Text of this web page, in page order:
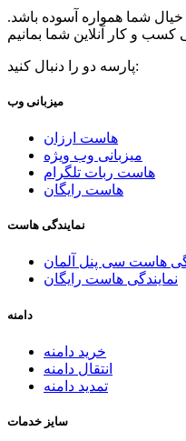
می گیریم تا خیال شما همواره آسوده باشد.
پارسه دو را دنبال کنید:
میزبانی وب
هاست ارزان
میزبانی وب ویژه
هاست ربات تلگرام
هاست رایگان
نمایندگی هاست
هاست سی پنل آلمان
نمایندگی هاست رایگان
دامنه
خرید دامنه
انتقال دامنه
تمدید دامنه
سایز خدمات